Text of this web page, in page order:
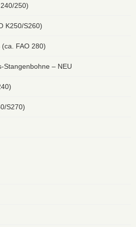
250)
K250/S260)
FAO 280)
Stangenbohne – NEU
S270)